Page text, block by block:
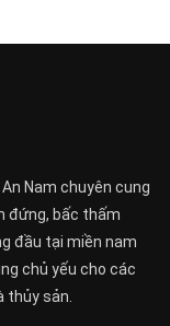
Nam chuyên cung
đứng, bấc thấm
đầu tại miền nam
chủ yếu cho các
thủy sản.